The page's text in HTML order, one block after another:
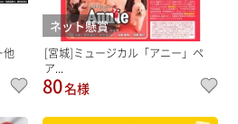
他
ネット懸賞
[宮城]ミュージカル「アニー」ペ
ア...
80名様